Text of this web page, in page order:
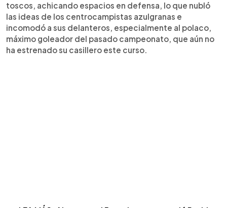
toscos, achicando espacios en defensa, lo que nubló
las ideas de los centrocampistas azulgranas e
incomodó a sus delanteros, especialmente al polaco,
máximo goleador del pasado campeonato, que aún no
ha estrenado su casillero este curso.